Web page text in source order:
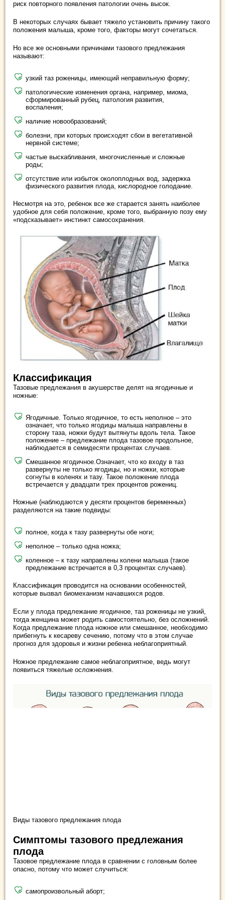
риск повторного появления патологии очень высок.
В некоторых случаях бывает тяжело установить причину такого
положения малыша, кроме того, факторы могут сочетаться.
Но все же основными причинами тазового предлежания
называют:
узкий таз роженицы, имеющий неправильную форму;
патологические изменения органа, например, миома,
сформированный рубец, патология развития,
воспаления;
наличие новообразований;
болезни, при которых происходят сбои в вегетативной
нервной системе;
частые выскабливания, многочисленные и сложные
роды;
отсутствие или избыток околоплодных вод, задержка
физического развития плода, кислородное голодание.
Несмотря на это, ребенок все же старается занять наиболее
удобное для себя положение, кроме того, выбранную позу ему
«подсказывает» инстинкт самосохранения.
Классификация
Тазовые предлежания в акушерстве делят на ягодичные и
ножные:
Ягодичные. Только ягодичное, то есть неполное – это
означает, что только ягодицы малыша направлены в
сторону таза, ножки будут вытянуты вдоль тела. Такое
положение – предлежание плода тазовое продольное,
наблюдается в семидесяти процентах случаев.
Смешанное ягодичное.Означает, что ко входу в таз
развернуты не только ягодицы, но и ножки, которые
согнуты в коленях и тазу. Такое положение плода
встречается у двадцати трех процентов рожениц.
Ножные (наблюдаются у десяти процентов беременных)
разделяются на такие подвиды:
полное, когда к тазу развернуты обе ноги;
неполное – только одна ножка;
коленное – к тазу направлены колени малыша (такое
предлежание встречается в 0,3 процентах случаев).
Классификация проводится на основании особенностей,
которые вызвал биомеханизм начавшихся родов.
Если у плода предлежание ягодичное, таз роженицы не узкий,
тогда женщина может родить самостоятельно, без осложнений.
Когда предлежание плода ножное или смешанное, необходимо
прибегнуть к кесареву сечению, потому что в этом случае
прогноз для здоровья и жизни ребенка неблагоприятный.
Ножное предлежание самое неблагоприятное, ведь могут
появиться тяжелые осложнения.
Виды тазового предлежания плода
Симптомы тазового предлежания
плода
Тазовое предлежание плода в сравнении с головным более
опасно, потому что может случиться:
самопроизвольный аборт;